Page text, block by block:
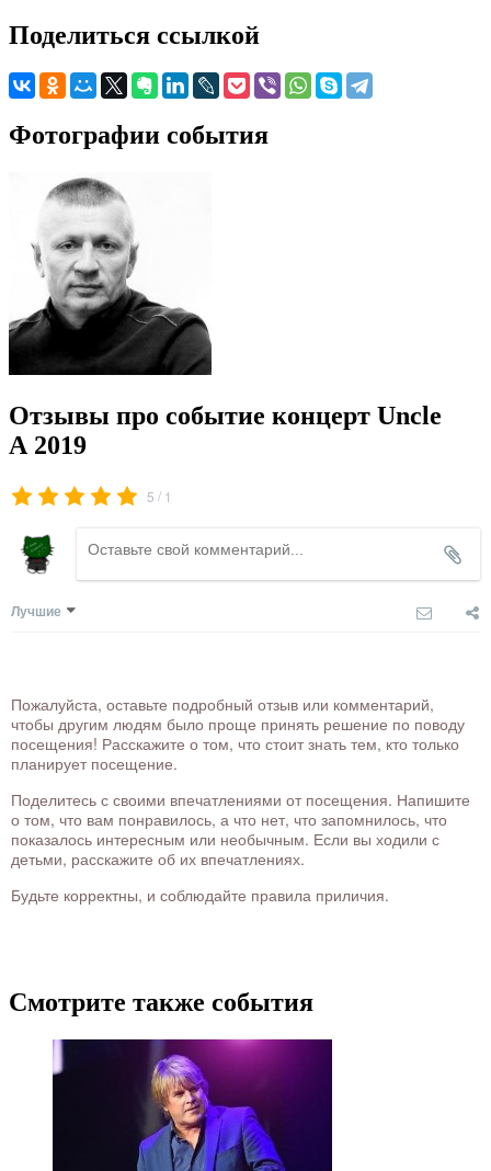
Поделиться ссылкой
Фотографии события
Отзывы про событие концерт Uncle
A 2019
5 / 1
Лучшие
Пожалуйста, оставьте подробный отзыв или комментарий,
чтобы другим людям было проще принять решение по поводу
посещения! Расскажите о том, что стоит знать тем, кто только
планирует посещение.
Поделитесь с своими впечатлениями от посещения. Напишите
о том, что вам понравилось, а что нет, что запомнилось, что
показалось интересным или необычным. Если вы ходили с
детьми, расскажите об их впечатлениях.
Будьте корректны, и соблюдайте правила приличия.
Смотрите также события